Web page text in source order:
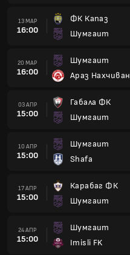
13 МАР
16:00
ФК Капаз
Шумгаит
20 МАР
16:00
Шумгаит
Араз Нахчиван
03 АПР
15:00
Габала ФК
Шумгаит
10 АПР
15:00
Шумгаит
Shafa
17 АПР
15:00
Карабаг ФК
Шумгаит
24 АПР
15:00
Шумгаит
Imisli FK